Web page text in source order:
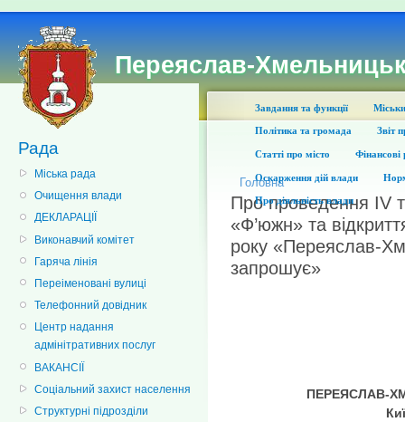
Переяслав-
Рада
Міська рада
Очищення влади
ДЕКЛАРАЦІЇ
Виконавчий комітет
Гаряча лінія
Переіменовані вулиці
Телефонний довідник
Центр надання
адмінітративних послуг
ВАКАНСІЇ
Соціальний захист населення
Структурні підрозділи
Завдання та функції
Політика та громада Звіт
Статті про місто Фінансові
Оскарження дій влади
Про діяльність влади
Головна
Про проведення ІV
«Ф’южн» та
року «Переяслав-
запрошує»
ПЕРЕЯСЛАВ-